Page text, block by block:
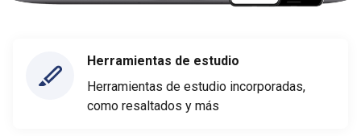
Herramientas de estudio
Herramientas de estudio incorporadas,
como resaltados y más